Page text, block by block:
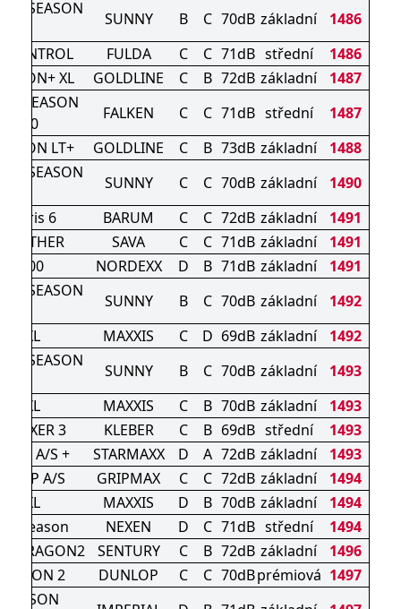
SEASON
SUNNY B C 70dB základní
1486
FULDA C C 71dB střední
1486
XL
GOLDLINE C B 72dB základní
1487
SEASON
FALKEN C C 71dB střední
1487
LT+
GOLDLINE C B 73dB základní
1488
SEASON
SUNNY C C 70dB základní
1490
6
BARUM C C 72dB základní
1491
SAVA C C 71dB základní
1491
NORDEXX D B 71dB základní
1491
SEASON
SUNNY B C 70dB základní
1492
XL
MAXXIS C D 69dB základní
1492
SEASON
SUNNY B C 70dB základní
1493
XL
MAXXIS C B 70dB základní
1493
3
KLEBER C B 69dB střední
1493
A/S +
STARMAXX D A 72dB základní
1493
A/S
GRIPMAX C C 72dB základní
1494
XL
MAXXIS D B 70dB základní
1494
4Season
NEXEN D C 71dB střední
1494
SENTURY C B 72dB základní
1496
2
DUNLOP C C 70dBprémiová 1497
SEASON